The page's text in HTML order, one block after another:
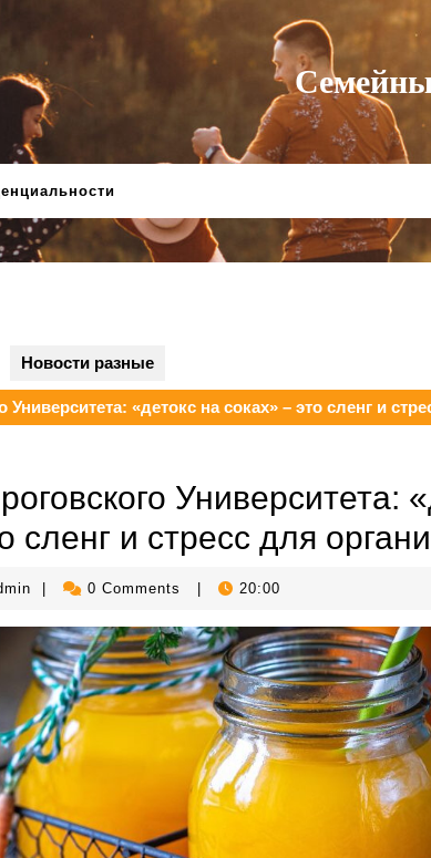
Новости разные
Университета: «детокс на соках» – это сленг и
Университета:
сленг и стресс для
admin 0 Comments 20:00